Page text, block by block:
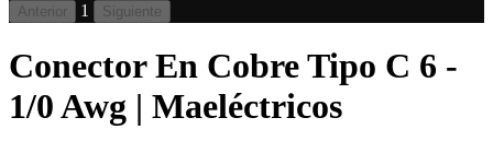
Anterior 1 Siguiente
Conector En Cobre Tipo C 6 -
1/0 Awg | Maeléctricos